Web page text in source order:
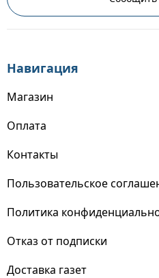
Навигация
Магазин
Оплата
Контакты
Пользовательское
Политика
Отказ от подписки
Доставка газет